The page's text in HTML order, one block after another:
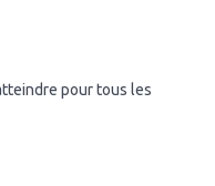
pour tous les